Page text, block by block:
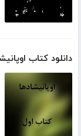
دانلود کتاب